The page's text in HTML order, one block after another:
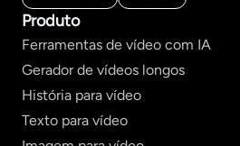
Produto
Ferramentas de vídeo com IA
Gerador de vídeos longos
História para vídeo
Texto para vídeo